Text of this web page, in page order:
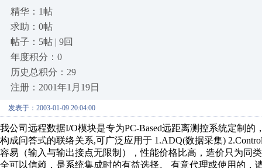
精华：1帖
求助：0帖
帖子：5帖 | 9回
年度积分：0
历史总积分：29
注册：2001年1月19日
发表于：2003-01-09 20:04:00
我公司远程数据I/O模块是专为PC-Based远距离测控系统定制
构成问答式的联络关系,可广泛应用于 1.ADQ(数据采集)
容易（输入与输出接点无限制），性能价格比高，造价只为同
全可以信赖，是系统集成时的有益选择。 有意代理或使用的，